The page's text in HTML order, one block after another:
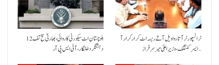
بلوچستان اٹ سیکورٹی کاروائی، بھارتی مخ تف 12
دہشتگرد خلنگار،آئی ایس پی آر
ٹرانسپورٹر آتا روا ویل آتے ریسہ اٹ کرار کرار آ
ایسر کننگک ،وزیرِ اعلیٰ میر سرفراز…